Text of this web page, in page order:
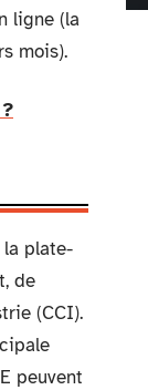
ligne (la
mois).
la plate-
de
(CCI).
peuvent